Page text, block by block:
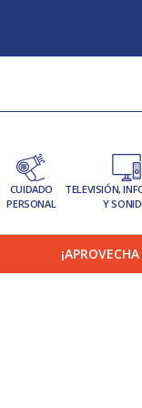
CUIDADO
PERSONAL
TELEVISIÓN,
Y